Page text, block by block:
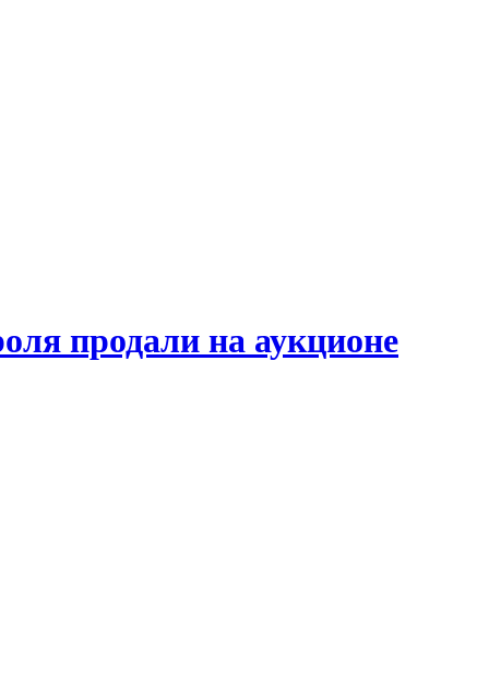
продали на аукционе